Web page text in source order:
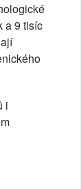
a 9 tisíc
i